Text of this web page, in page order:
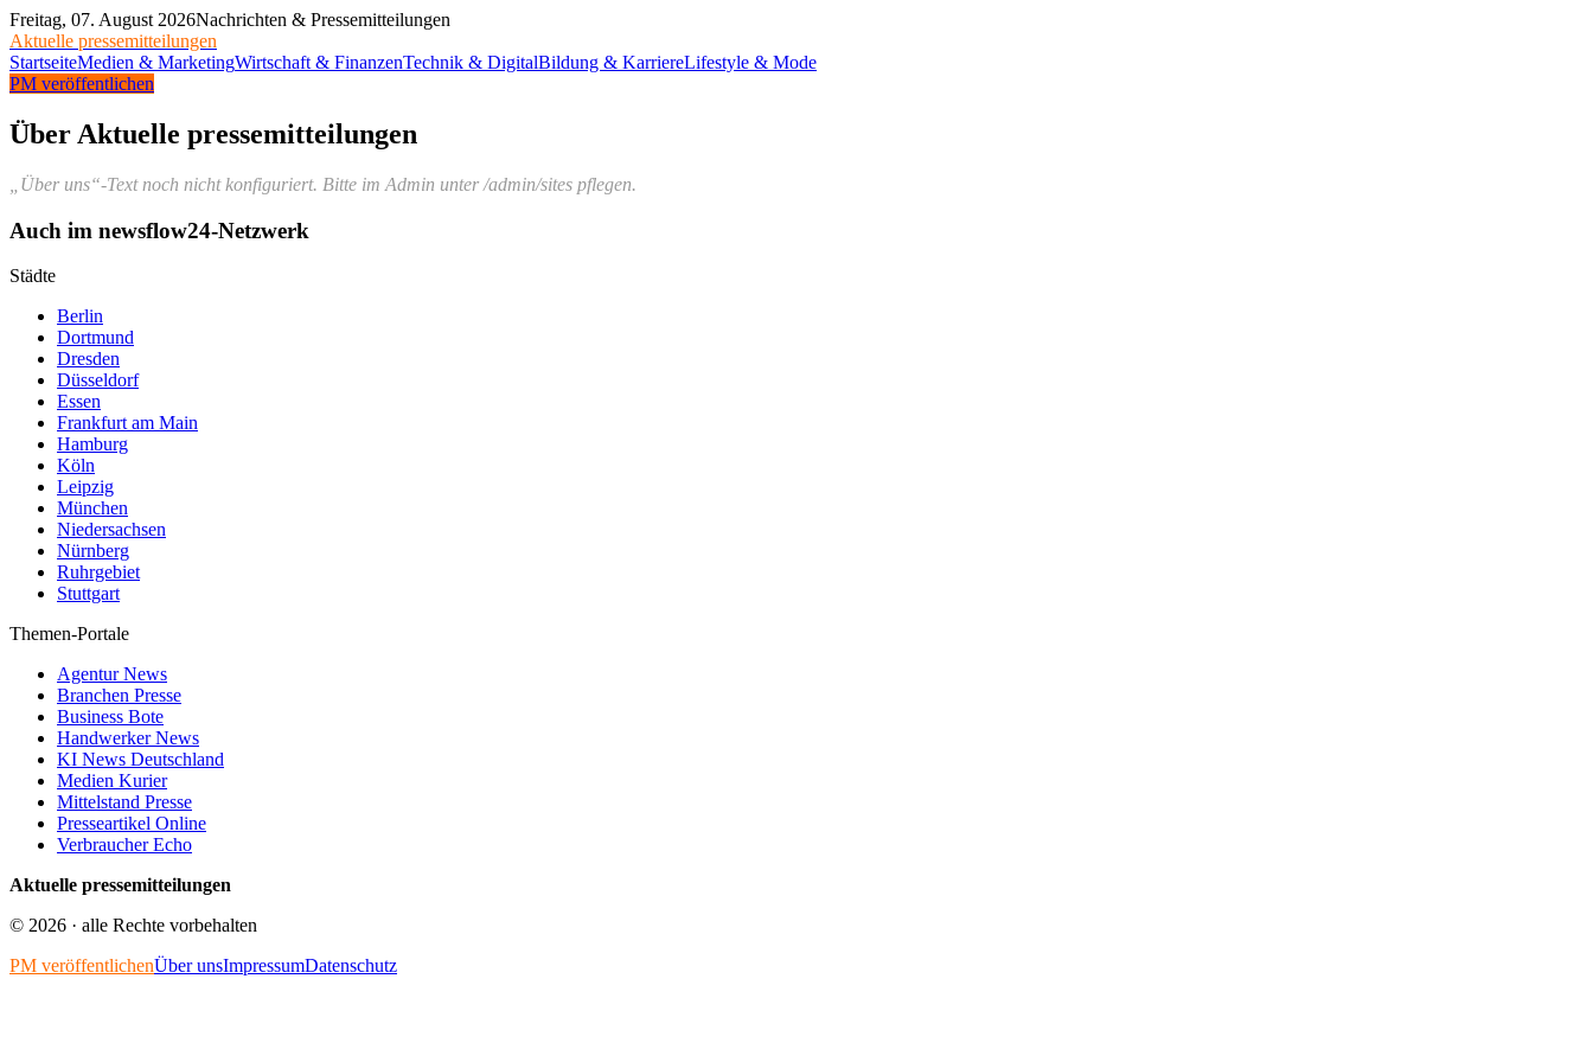
Freitag, 07. August 2026Nachrichten & Pressemitteilungen
Aktuelle pressemitteilungen
StartseiteMedien & MarketingWirtschaft & FinanzenTechnik & DigitalBildung & KarriereLifestyle & Mode
PM veröffentlichen
Über Aktuelle pressemitteilungen
„Über uns“-Text noch nicht konfiguriert. Bitte im Admin unter /admin/sites pflegen.
Auch im newsflow24-Netzwerk
Städte
Berlin
Dortmund
Dresden
Düsseldorf
Essen
Frankfurt am Main
Hamburg
Köln
Leipzig
München
Niedersachsen
Nürnberg
Ruhrgebiet
Stuttgart
Themen-Portale
Agentur News
Branchen Presse
Business Bote
Handwerker News
KI News Deutschland
Medien Kurier
Mittelstand Presse
Presseartikel Online
Verbraucher Echo
Aktuelle pressemitteilungen
© 2026 · alle Rechte vorbehalten
PM veröffentlichenÜber unsImpressumDatenschutz